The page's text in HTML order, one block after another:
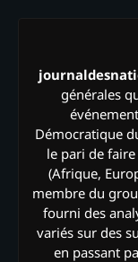
générales
Démocratique
le pari de
(Afrique,
membre du
fourni des
variés sur des
en passant